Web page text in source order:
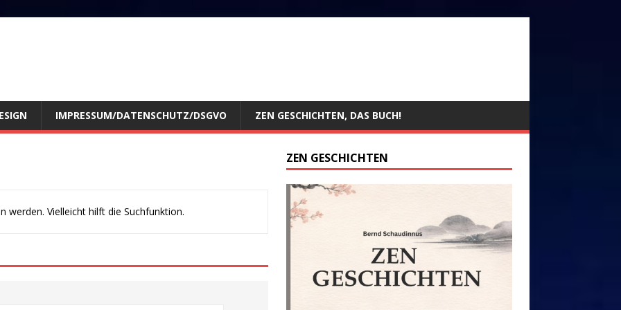
IMPRESSUM/DATENSCHUTZ/DSGVO ZEN GESCHICHTEN, DAS BUCH!
werden. Vielleicht hilft die Suchfunktion.
ZEN GESCHICHTEN